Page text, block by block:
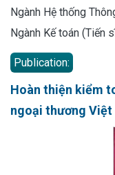
Ngành Hệ thống
Ngành Kế toán (Tiến
Publication:
Hoàn thiện kiểm
ngoại thương Việt